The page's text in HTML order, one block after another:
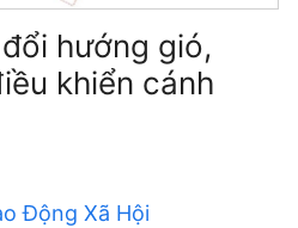
hướng gió,
khiển cánh
Động Xã Hội